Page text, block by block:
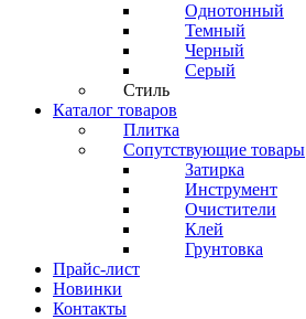
Однотонный
Темный
Черный
Серый
Стиль
Каталог товаров
Плитка
Сопутствующие товары
Затирка
Инструмент
Очистители
Клей
Грунтовка
Прайс-лист
Новинки
Контакты